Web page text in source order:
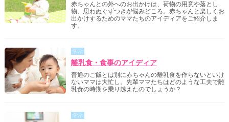
赤ちゃんとの外へのお出かけは、荷物の用意や落とし
物、思わぬぐずつきが悩みどころ。赤ちゃんと楽しくお
出かけするためのママたちのアイディアをご紹介しま
す。
学ぶ
離乳食・食事のアイディア
普通のご飯とは別に赤ちゃんの離乳食を作らないといけ
ないママは大忙し。先輩ママたちはどのような工夫で離
乳食の時期を乗り越えたのでしょうか？
学ぶ